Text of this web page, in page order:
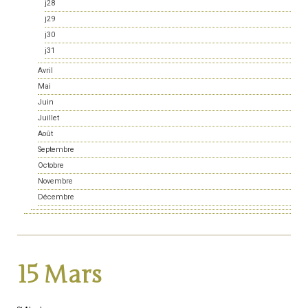
j28
j29
j30
j31
Avril
Mai
Juin
Juillet
Août
Septembre
Octobre
Novembre
Décembre
15 Mars